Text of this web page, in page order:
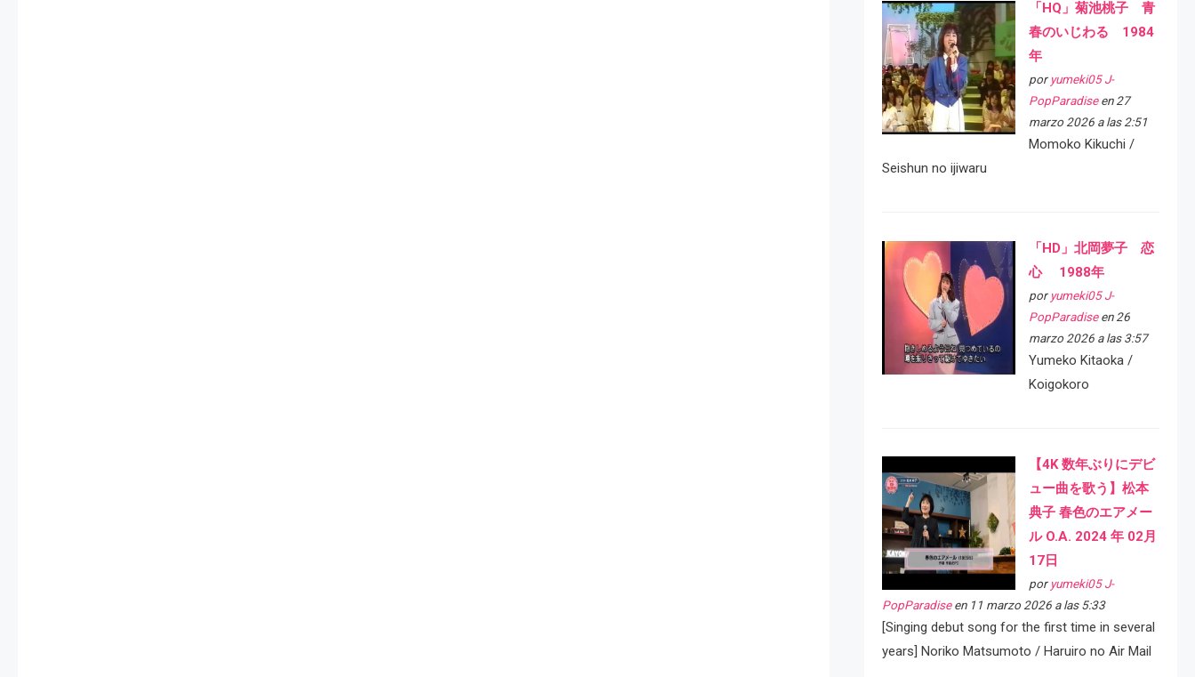
「HQ」菊池桃子 青
春のいじわる 1984
年
por yumeki05 J-
PopParadiseen 27
marzo 2026 a las 2:51
Momoko Kikuchi /
Seishun no ijiwaru
「HD」北岡夢子 恋
心 1988年
por yumeki05 J-
PopParadiseen 26
marzo 2026 a las 3:57
Yumeko Kitaoka /
Koigokoro
【4K 数年ぶりにデビ
ュー曲を歌う】松本
典子 春色のエアメー
ル O.A. 2024 年 02月
17日
por yumeki05 J-
PopParadiseen 11 marzo 2026 a las 5:33
[Singing debut song for the first time in several
years] Noriko Matsumoto / Haruiro no Air Mail